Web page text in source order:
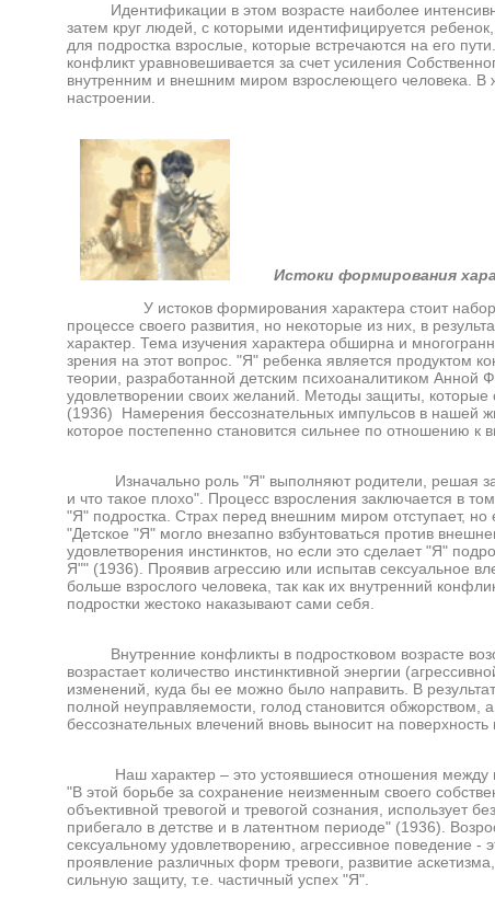
Идентификации в этом возрасте наиболее
затем круг людей, с которыми идентифицируется
для подростка взрослые, которые встречаются на его
конфликт уравновешивается за счет усиления
внутренним и внешним миром взрослеющего человека. В
настроении.
Истоки формирования
У истоков формирования характера стоит набор
процессе своего развития, но некоторые из них, в
характер. Тема изучения характера обширна и
зрения на этот вопрос. "Я" ребенка является продуктом
теории, разработанной детским психоаналитиком Анной
удовлетворении своих желаний. Методы защиты, которые
(1936) Намерения бессознательных импульсов в нашей
которое постепенно становится сильнее по отношению к
Изначально роль "Я" выполняют родители, решая за
и что такое плохо". Процесс взросления заключается в
"Я" подростка. Страх перед внешним миром отступает, но
"Детское "Я" могло внезапно взбунтоваться против
удовлетворения инстинктов, но если это сделает "Я"
Я"" (1936). Проявив агрессию или испытав сексуальное
больше взрослого человека, так как их внутренний
подростки жестоко наказывают сами себя.
Внутренние конфликты в подростковом возрасте
возрастает количество инстинктивной энергии
изменений, куда бы ее можно было направить. В
полной неуправляемости, голод становится
бессознательных влечений вновь выносит на
Наш характер – это устоявшиеся отношения между
"В этой борьбе за сохранение неизменным своего
объективной тревогой и тревогой сознания, использует
прибегало в детстве и в латентном периоде" (1936).
сексуальному удовлетворению, агрессивное поведение -
проявление различных форм тревоги, развитие
сильную защиту, т.е. частичный успех "Я".